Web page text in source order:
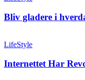
Bliv gladere i
LifeStyle
Internettet Har